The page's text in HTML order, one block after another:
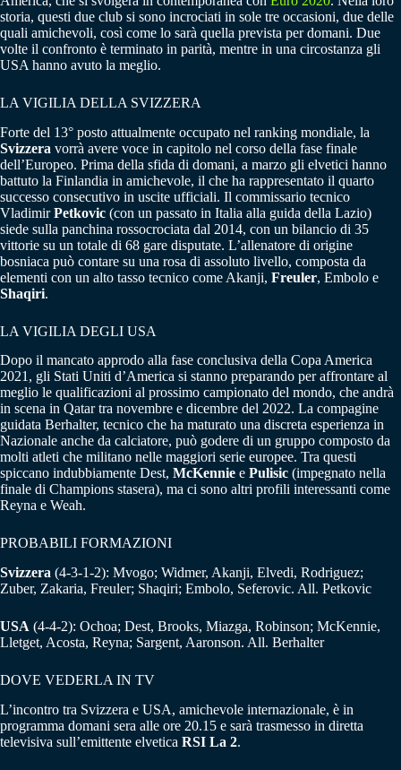
storia, questi due club si sono incrociati in sole tre occasioni, due delle
quali amichevoli, così come lo sarà quella prevista per domani. Due
volte il confronto è terminato in parità, mentre in una circostanza gli
USA hanno avuto la meglio.
LA VIGILIA DELLA SVIZZERA
Forte del 13° posto attualmente occupato nel ranking mondiale, la
Svizzera vorrà avere voce in capitolo nel corso della fase finale
dell’Europeo. Prima della sfida di domani, a marzo gli elvetici hanno
battuto la Finlandia in amichevole, il che ha rappresentato il quarto
successo consecutivo in uscite ufficiali. Il commissario tecnico
VladimirPetkovic (con un passato in Italia alla guida della Lazio)
siede sulla panchina rossocrociata dal 2014, con un bilancio di 35
vittorie su un totale di 68 gare disputate. L’allenatore di origine
bosniaca può contare su una rosa di assoluto livello, composta da
elementi con un alto tasso tecnico come Akanji, Freuler, Embolo e
Shaqiri.
LA VIGILIA DEGLI USA
Dopo il mancato approdo alla fase conclusiva della Copa America
2021, gli Stati Uniti d’America si stanno preparando per affrontare al
meglio le qualificazioni al prossimo campionato del mondo, che andrà
in scena in Qatar tra novembre e dicembre del 2022. La compagine
guidata Berhalter, tecnico che ha maturato una discreta esperienza in
Nazionale anche da calciatore, può godere di un gruppo composto da
molti atleti che militano nelle maggiori serie europee. Tra questi
spiccano indubbiamente Dest, McKennie e Pulisic (impegnato nella
finale di Champions stasera), ma ci sono altri profili interessanti come
Reyna e Weah.
PROBABILI FORMAZIONI
Svizzera (4-3-1-2): Mvogo; Widmer, Akanji, Elvedi, Rodriguez;
Zuber, Zakaria, Freuler; Shaqiri; Embolo, Seferovic. All. Petkovic
USA (4-4-2): Ochoa; Dest, Brooks, Miazga, Robinson; McKennie,
Lletget, Acosta, Reyna; Sargent, Aaronson. All. Berhalter
DOVE VEDERLA IN TV
L’incontro tra Svizzera e USA, amichevole internazionale, è in
programma domani sera alle ore 20.15 e sarà trasmesso in diretta
televisiva sull’emittente elvetica RSI La 2.